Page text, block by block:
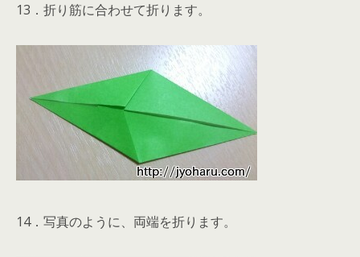
13．折り筋に合わせて折ります。
14．写真のように、両端を折ります。